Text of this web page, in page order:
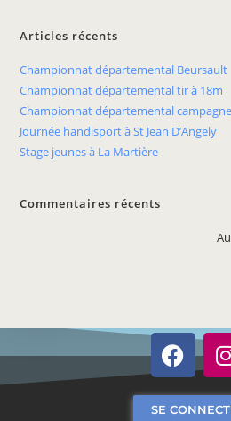
Articles récents
Championnat départemental Beursault
Championnat départemental tir à 18m
Championnat départemental campagne
Journée handisport à St Jean D’Angely
Stage jeunes à La Martière
Commentaires récents
SE